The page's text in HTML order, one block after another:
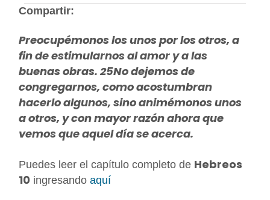
Compartir:
Preocupémonos los unos por los otros, a
fin de estimularnos al amor y a las
buenas obras. 25No dejemos de
congregarnos, como acostumbran
hacerlo algunos, sino animémonos unos
a otros, y con mayor razón ahora que
vemos que aquel día se acerca.
Puedes leer el capítulo completo de Hebreos
10 ingresandoaquí